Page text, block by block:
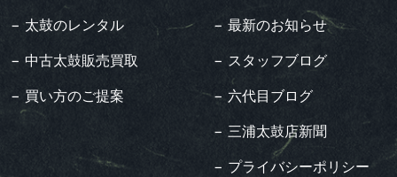
− 太鼓のレンタル
− 中古太鼓販売買取
− 買い方のご提案
− 最新のお知らせ
− スタッフブログ
− 六代目ブログ
− 三浦太鼓店新聞
− プライバシーポリシー